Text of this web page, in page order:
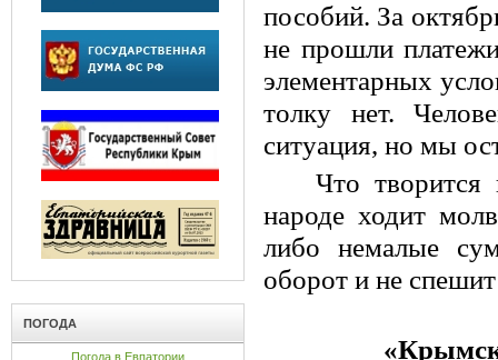
ПОГОДА
Погода в Евпатории
пособий. За
не прошли
элементарных
толку нет.
ситуация, но мы
Что творится
народе ходит
либо немалые
оборот и не